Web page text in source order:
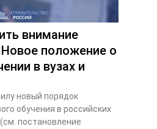
внимание
Новое положение о
в вузах и
новый порядок
обучения в российских
постановление